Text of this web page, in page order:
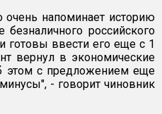
очень напоминает историю
российского
готовы ввести его еще с 1
вернул в экономические
этом с предложением еще
- говорит чиновник